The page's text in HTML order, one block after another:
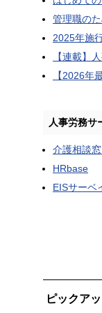
管理職の
2025年施
【連載】
【2026年
人事労務サ
介護相談
HRbase
EISサーベ
ピックア